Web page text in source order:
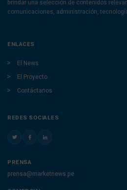
brindar una selección de contenidos
comunicaciones, administración,
ENLACES
El News
El Proyecto
Contáctanos
REDES SOCIALES
PRENSA
prensa@marketnews.pe